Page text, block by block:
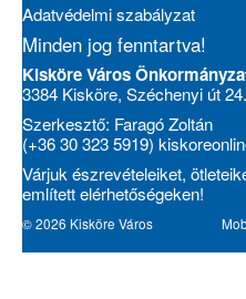
Adatvédelmi szabályzat
Minden jog fenntartva!
Kisköre Város
3384 Kisköre, Széchenyi út
Szerkesztő: Faragó Zoltán
(+36 30 323 5919)
Várjuk észrevételeiket,
említett elérhetőségeken!
© 2026 Kisköre Város